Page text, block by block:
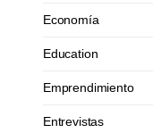
Economía
Education
Emprendimiento
Entrevistas